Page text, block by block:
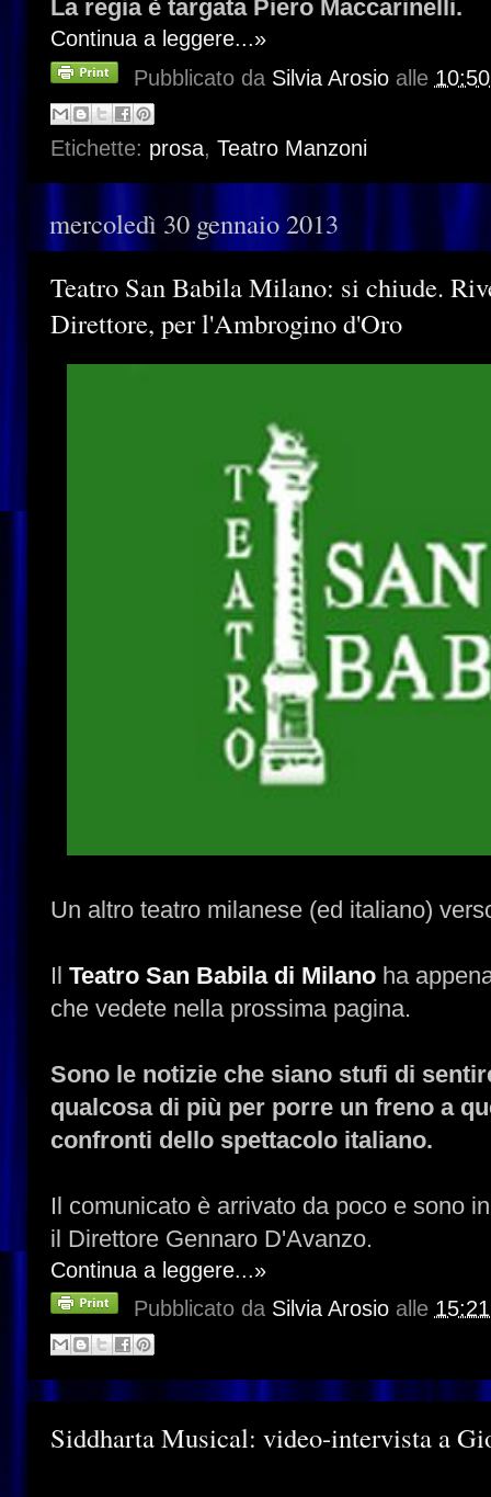
La regia è targata Piero Maccarinelli.
Continua a leggere...»
Pubblicato da Silvia Arosio alle
Etichette: prosa, Teatro Manzoni
mercoledì 30 gennaio 2013
Teatro San Babila Milano: si chiude.
Direttore, per l'Ambrogino d'Oro
Un altro teatro milanese (ed italiano)
Il Teatro San Babila di Milano ha
che vedete nella prossima pagina.
Sono le notizie che siano stufi di
qualcosa di più per porre un freno a
confronti dello spettacolo italiano.
Il comunicato è arrivato da poco e sono
il Direttore Gennaro D'Avanzo.
Continua a leggere...»
Pubblicato da Silvia Arosio alle
Siddharta Musical: video-intervista a